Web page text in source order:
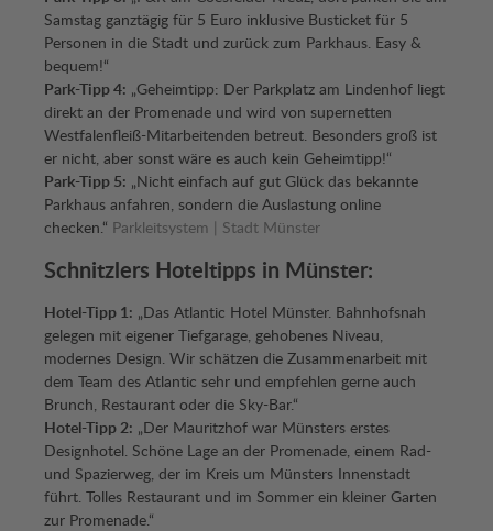
Samstag ganztägig für 5 Euro inklusive Busticket für 5
Personen in die Stadt und zurück zum Parkhaus. Easy &
bequem!“
Park-Tipp 4: „Geheimtipp: Der Parkplatz am Lindenhof liegt
direkt an der Promenade und wird von supernetten
Westfalenfleiß-Mitarbeitenden betreut. Besonders groß ist
er nicht, aber sonst wäre es auch kein Geheimtipp!“
Park-Tipp 5: „Nicht einfach auf gut Glück das bekannte
Parkhaus anfahren, sondern die Auslastung online
checken.“ Parkleitsystem | Stadt Münster
Schnitzlers Hoteltipps in Münster:
Hotel-Tipp 1: „Das Atlantic Hotel Münster. Bahnhofsnah
gelegen mit eigener Tiefgarage, gehobenes Niveau,
modernes Design. Wir schätzen die Zusammenarbeit mit
dem Team des Atlantic sehr und empfehlen gerne auch
Brunch, Restaurant oder die Sky-Bar.“
Hotel-Tipp 2: „Der Mauritzhof war Münsters erstes
Designhotel. Schöne Lage an der Promenade, einem Rad-
und Spazierweg, der im Kreis um Münsters Innenstadt
führt. Tolles Restaurant und im Sommer ein kleiner Garten
zur Promenade.“